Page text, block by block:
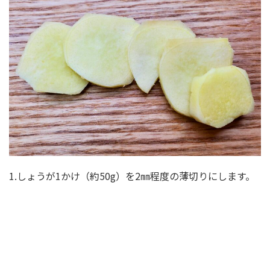
1.しょうが1かけ（約50g）を2㎜程度の薄切りにします。